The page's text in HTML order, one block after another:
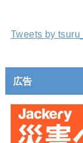
Tweets by
広告